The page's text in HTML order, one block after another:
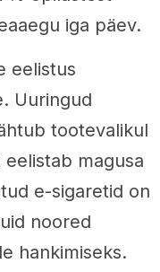
iga päev.
eelistus
Uuringud
tootevalikul
magusa
e-sigaretid on
noored
hankimiseks.